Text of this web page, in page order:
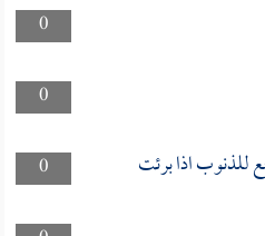
0
0
0
للذنوب اذا برئت